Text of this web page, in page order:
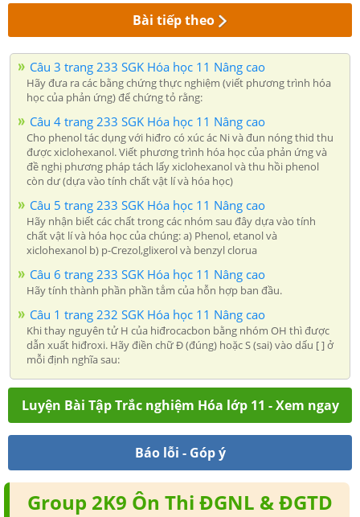
Bài tiếp theo
Câu 3 trang 233 SGK Hóa học 11 Nâng cao
Hãy đưa ra các bằng chứng thực nghiệm (viết phương trình hóa
học của phản ứng) để chứng tỏ rằng:
Câu 4 trang 233 SGK Hóa học 11 Nâng cao
Cho phenol tác dụng với hiđro có xúc ác Ni và đun nóng thid thu
được xiclohexanol. Viết phương trình hóa học của phản ứng và
đề nghị phương pháp tách lấy xiclohexanol và thu hồi phenol
còn dư (dựa vào tính chất vật lí và hóa học)
Câu 5 trang 233 SGK Hóa học 11 Nâng cao
Hãy nhận biết các chất trong các nhóm sau đây dựa vào tính
chất vật lí và hóa học của chúng: a) Phenol, etanol và
xiclohexanol b) p-Crezol,glixerol và benzyl clorua
Câu 6 trang 233 SGK Hóa học 11 Nâng cao
Hãy tính thành phần phần tẳm của hỗn hợp ban đầu.
Câu 1 trang 232 SGK Hóa học 11 Nâng cao
Khi thay nguyên tử H của hiđrocacbon bằng nhóm OH thì được
dẫn xuất hiđroxi. Hãy điền chữ Đ (đúng) hoặc S (sai) vào dấu [ ] ở
mỗi định nghĩa sau:
Luyện Bài Tập Trắc nghiệm Hóa lớp 11 - Xem ngay
Báo lỗi - Góp ý
Group 2K9 Ôn Thi ĐGNL & ĐGTD